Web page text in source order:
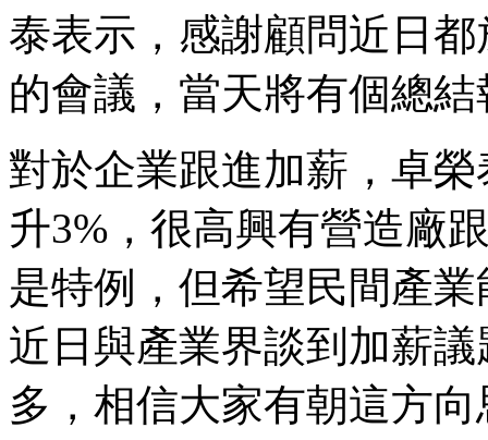
泰表示，感謝顧問近日
的會議，當天將有個總結
對於企業跟進加薪，卓
升3%，很高興有營造廠
是特例，但希望民間產
近日與產業界談到加薪
多，相信大家有朝這方